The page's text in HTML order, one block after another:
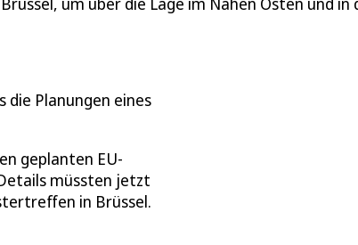
die Planungen eines
geplanten EU-
müssten jetzt
in Brüssel.